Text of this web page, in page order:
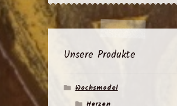
Unsere Produkte
Wachsmodel
Herzen